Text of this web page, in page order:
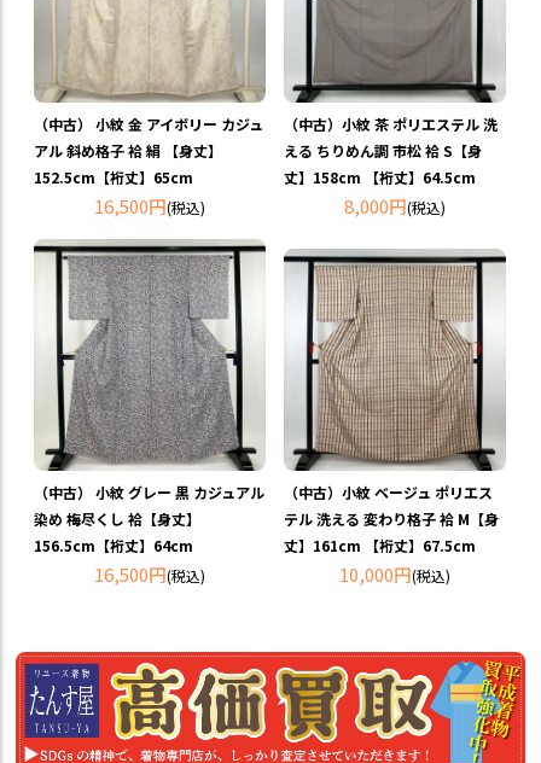
（中古） 小紋 金 アイボリー カジュ
アル 斜め格子 袷 絹 【身丈】
152.5cm【裄丈】65cm
16,500円(税込)
（中古）小紋 茶 ポリエステル 洗
える ちりめん調 市松 袷 S【身
丈】158cm 【裄丈】64.5cm
8,000円(税込)
（中古） 小紋 グレー 黒 カジュアル
染め 梅尽くし 袷【身丈】
156.5cm【裄丈】64cm
16,500円(税込)
（中古）小紋 ベージュ ポリエス
テル 洗える 変わり格子 袷 M【身
丈】161cm 【裄丈】67.5cm
10,000円(税込)